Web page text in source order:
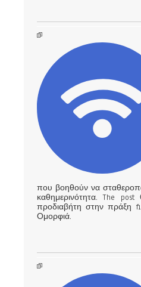
που βοηθούν να
καθημερινότητα. The
προδιαβήτη στην πράξη
Ομορφιά.